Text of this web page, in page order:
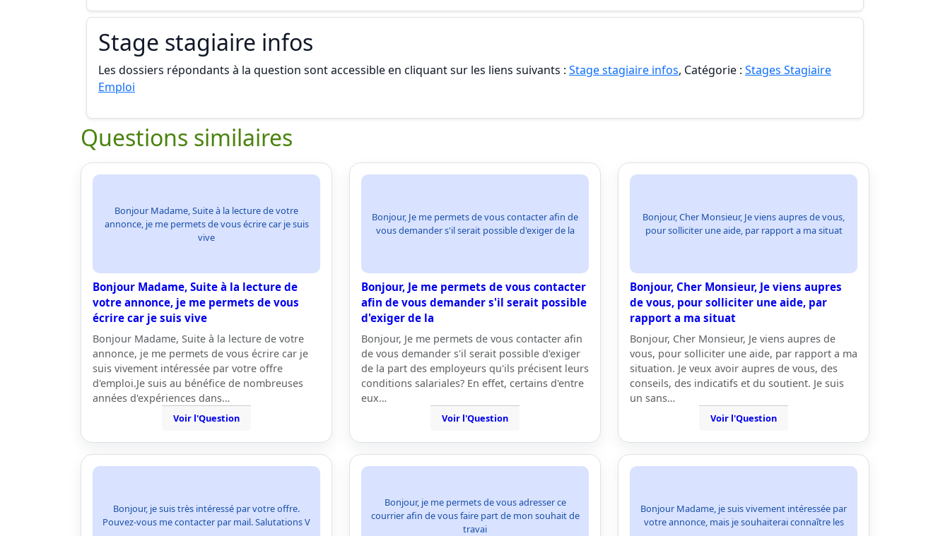
Stage stagiaire infos
Les dossiers répondants à la question sont accessible en cliquant sur les liens suivants : Stage stagiaire infos, Catégorie : Stages Stagiaire
Emploi
Questions similaires
Bonjour Madame, Suite à la lecture de votre
annonce, je me permets de vous écrire car je suis
vive
Bonjour Madame, Suite à la lecture de
votre annonce, je me permets de vous
écrire car je suis vive
Bonjour Madame, Suite à la lecture de votre
annonce, je me permets de vous écrire car je
suis vivement intéressée par votre offre
d'emploi.Je suis au bénéfice de nombreuses
années d'expériences dans…
Voir l'Question
Bonjour, Je me permets de vous contacter afin de
vous demander s'il serait possible d'exiger de la
Bonjour, Je me permets de vous contacter
afin de vous demander s'il serait possible
d'exiger de la
Bonjour, Je me permets de vous contacter afin
de vous demander s'il serait possible d'exiger
de la part des employeurs qu'ils précisent leurs
conditions salariales? En effet, certains d'entre
eux…
Voir l'Question
Bonjour, Cher Monsieur, Je viens aupres de vous,
pour solliciter une aide, par rapport a ma situat
Bonjour, Cher Monsieur, Je viens aupres
de vous, pour solliciter une aide, par
rapport a ma situat
Bonjour, Cher Monsieur, Je viens aupres de
vous, pour solliciter une aide, par rapport a ma
situation. Je veux avoir aupres de vous, des
conseils, des indicatifs et du soutient. Je suis
un sans…
Voir l'Question
Bonjour, je suis très intéressé par votre offre.
Pouvez-vous me contacter par mail. Salutations V
Bonjour, je me permets de vous adresser ce
courrier afin de vous faire part de mon souhait de
travai
Bonjour Madame, je suis vivement intéressée par
votre annonce, mais je souhaiterai connaître les